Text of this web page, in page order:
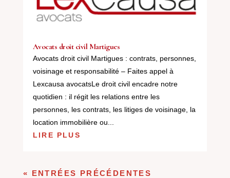
Avocats droit civil Martigues
Avocats droit civil Martigues : contrats, personnes,
voisinage et responsabilité – Faites appel à
Lexcausa avocatsLe droit civil encadre notre
quotidien : il régit les relations entre les
personnes, les contrats, les litiges de voisinage, la
location immobilière ou...
LIRE PLUS
« ENTRÉES PRÉCÉDENTES